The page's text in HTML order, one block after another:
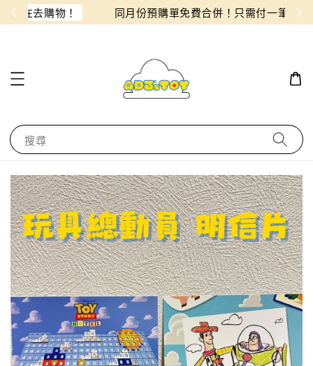
！ 同月份預購單免費合併！只需付一筆運費
搜尋